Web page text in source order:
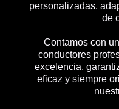
personalizadas,
de
Contamos con
conductores
excelencia,
eficaz y siempre